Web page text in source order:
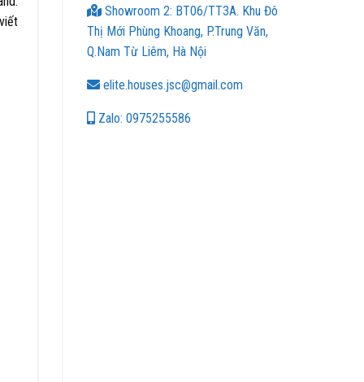
Showroom 2: BT06/TT3A. Khu Đô
Thị Mới Phùng Khoang, P.Trung Văn,
Q.Nam Từ Liêm, Hà Nội
elite.houses.jsc@gmail.com
Zalo: 0975255586